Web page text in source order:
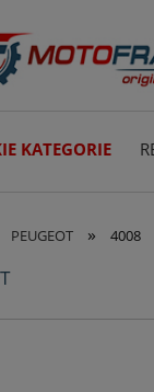
KATEGORIE
PEUGEOT » 4008